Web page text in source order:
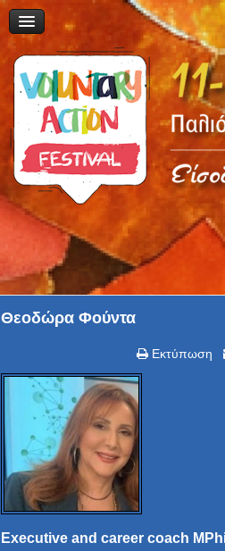
Θεοδώρα Φούντα
Εκτύπωση
Executive and career coach